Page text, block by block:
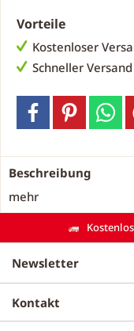
Vorteile
Kostenloser
Schneller
Beschreibung
mehr
Newsletter
Kontakt